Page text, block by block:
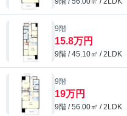
9階
15.8万円
9階 / 45.10㎡ / 2LDK
9階
19万円
9階 / 56.00㎡ / 2LDK